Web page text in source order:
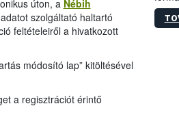
úton, a Nébih
szolgáltató haltartó
feltételeiről a hivatkozott
módosító lap” kitöltésével
a regisztrációt érintő